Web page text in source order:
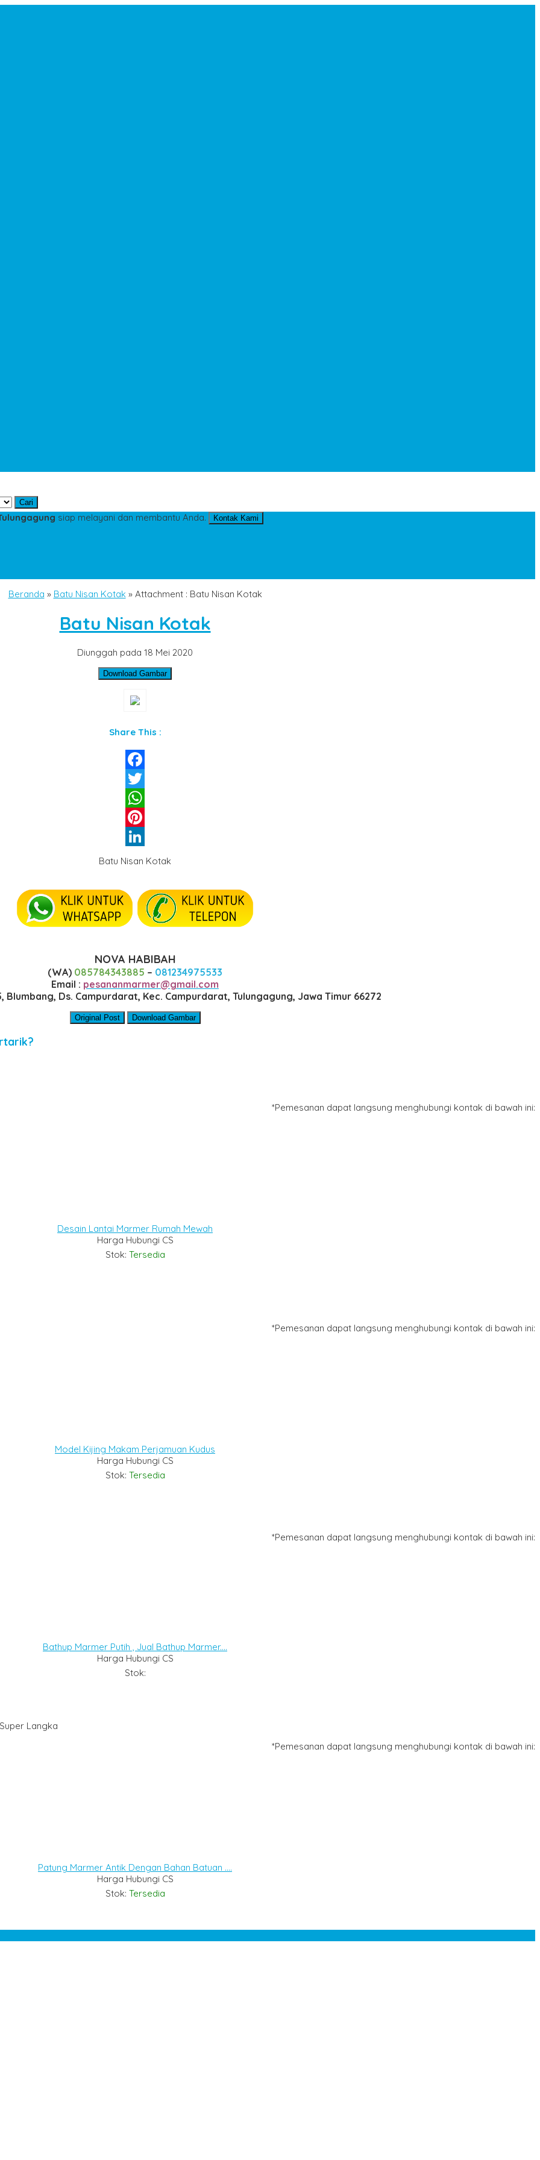
Cari
siap melayani dan membantu Anda. Kontak Kami
Beranda » Batu Nisan Kotak» Attachment : Batu Nisan Kotak
Batu Nisan Kotak
Diunggah pada 18 Mei 2020
Download Gambar
Share This :
Facebook
Twitter
WhatsApp
Pinterest
LinkedIn
Batu Nisan Kotak
NOVA HABIBAH
(WA) 085784343885 – 081234975533
Email : pesananmarmer@gmail.com
Blumbang, Ds. Campurdarat, Kec. Campurdarat, Tulungagung, Jawa Timur 66272
Original Post Download Gambar
*Pemesanan dapat langsung menghubungi kontak di bawah ini:
Desain Lantai Marmer Rumah Mewah
Harga Hubungi CS
Stok: Tersedia
*Pemesanan dapat langsung menghubungi kontak di bawah ini:
Model Kijing Makam Perjamuan Kudus
Harga Hubungi CS
Stok: Tersedia
*Pemesanan dapat langsung menghubungi kontak di bawah ini:
Bathup Marmer Putih , Jual Bathup Marmer....
Harga Hubungi CS
Stok:
Langka
*Pemesanan dapat langsung menghubungi kontak di bawah ini:
Patung Marmer Antik Dengan Bahan Batuan ....
Harga Hubungi CS
Stok: Tersedia